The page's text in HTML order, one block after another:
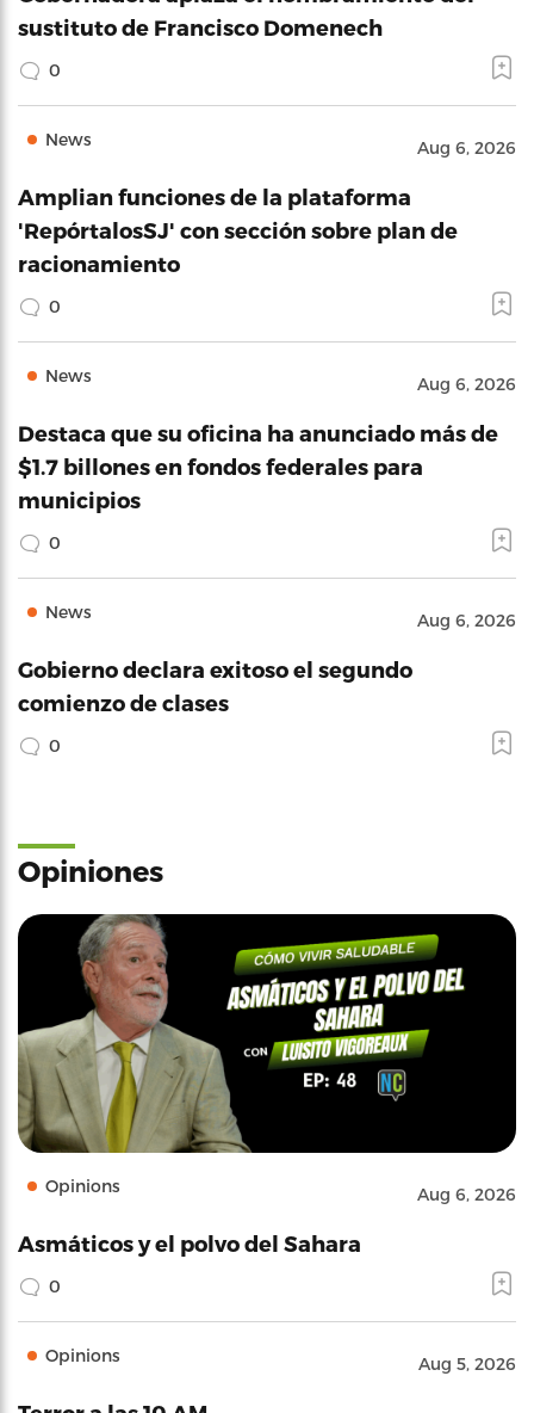
sustituto de Francisco Domenech
0
News Aug 6, 2026
Amplian funciones de la plataforma
'RepórtalosSJ' con sección sobre plan de
racionamiento
0
News Aug 6, 2026
Destaca que su oficina ha anunciado más de
$1.7 billones en fondos federales para
municipios
0
News Aug 6, 2026
Gobierno declara exitoso el segundo
comienzo de clases
0
Opiniones
Opinions Aug 6, 2026
Asmáticos y el polvo del Sahara
0
Opinions Aug 5, 2026